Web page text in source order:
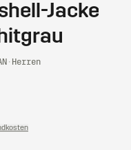
Jacke
· Herren